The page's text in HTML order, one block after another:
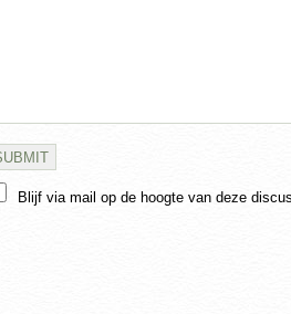
Blijf via mail op de hoogte van deze